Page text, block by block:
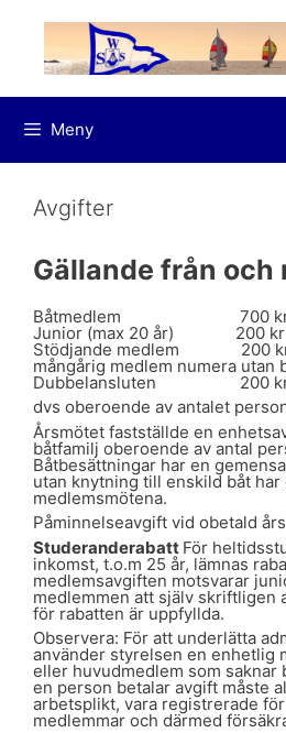
Meny
Avgifter
Gällande från och
Båtmedlem 700
Junior (max 20 år) 200 kr
Stödjande medlem 200 kr,
mångårig medlem numera utan
Dubbelansluten 200
dvs oberoende av antalet
Årsmötet fastställde en
båtfamilj oberoende av antal
Båtbesättningar har en
utan knytning till enskild båt har
medlemsmötena.
Påminnelseavgift vid obetald
Studeranderabatt För
inkomst, t.o.m 25 år, lämnas
medlemsavgiften motsvarar
medlemmen att själv skriftligen
för rabatten är uppfyllda.
Observera: För att underlätta
använder styrelsen en enhetlig
eller huvudmedlem som saknar
en person betalar avgift måste
arbetsplikt, vara registrerade
medlemmar och därmed